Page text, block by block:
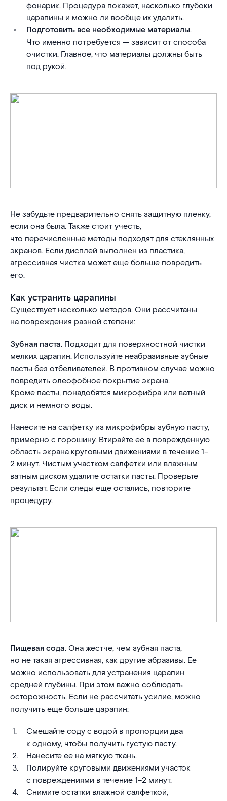
фонарик. Процедура покажет, насколько глубоки
царапины и можно ли вообще их удалить.
Подготовить все необходимые материалы.
Что именно потребуется — зависит от способа
очистки. Главное, что материалы должны быть
под рукой.
Не забудьте предварительно снять защитную пленку,
если она была. Также стоит учесть,
что перечисленные методы подходят для стеклянных
экранов. Если дисплей выполнен из пластика,
агрессивная чистка может еще больше повредить
его.
Как устранить царапины
Существует несколько методов. Они рассчитаны
на повреждения разной степени:
Зубная паста. Подходит для поверхностной чистки
мелких царапин. Используйте неабразивные зубные
пасты без отбеливателей. В противном случае можно
повредить олеофобное покрытие экрана.
Кроме пасты, понадобятся микрофибра или ватный
диск и немного воды.
Нанесите на салфетку из микрофибры зубную пасту,
примерно с горошину. Втирайте ее в поврежденную
область экрана круговыми движениями в течение 1–
2 минут. Чистым участком салфетки или влажным
ватным диском удалите остатки пасты. Проверьте
результат. Если следы еще остались, повторите
процедуру.
Пищевая сода. Она жестче, чем зубная паста,
но не такая агрессивная, как другие абразивы. Ее
можно использовать для устранения царапин
средней глубины. При этом важно соблюдать
осторожность. Если не рассчитать усилие, можно
получить еще больше царапин:
Смешайте соду с водой в пропорции два
к одному, чтобы получить густую пасту.
Нанесите ее на мягкую ткань.
Полируйте круговыми движениями участок
с повреждениями в течение 1–2 минут.
Снимите остатки влажной салфеткой,